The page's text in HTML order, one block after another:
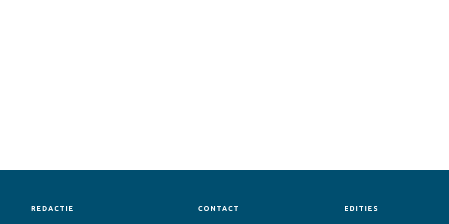
REDACTIE CONTACT EDITIES